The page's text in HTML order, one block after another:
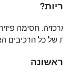
חסימה
של כל הרכיבים